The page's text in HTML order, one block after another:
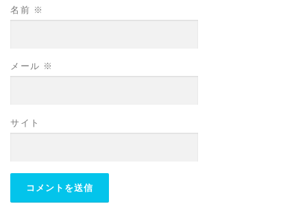
名前 ※
メール ※
サイト